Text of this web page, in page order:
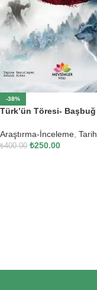
-38%
Türk’ün Töresi- Başbuğ
Araştırma-İnceleme Tarih
₺400.00 ₺250.00